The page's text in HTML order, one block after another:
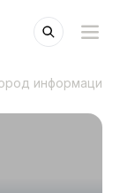
информация